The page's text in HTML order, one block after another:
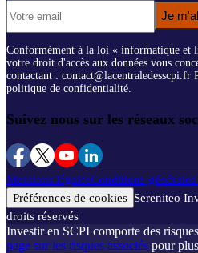
Je
Conformément à la loi « informatique et
votre droit d'accès aux données vous
contactant : contact@lacentraledesscpi.fr
politique de confidentialité.
Suivez nous sur les réseaux
Mentions légalesConditions
Préférences de cookies Sereniteo
droits réservés
Investir en SCPI comporte des
page sur les risques associés pour